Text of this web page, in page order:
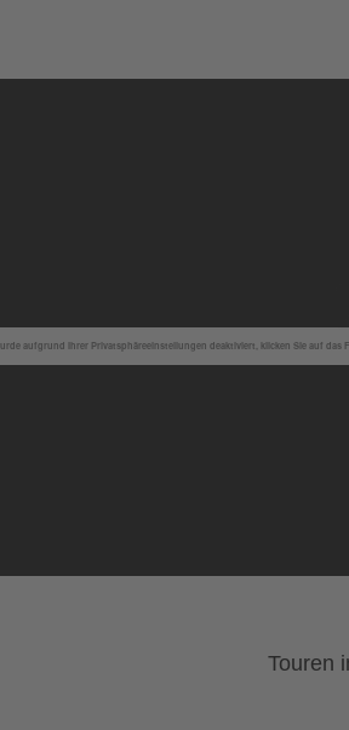
aufgrund Ihrer Privatsphäreeinstellungen deaktiviert, klicken Sie auf
Touren